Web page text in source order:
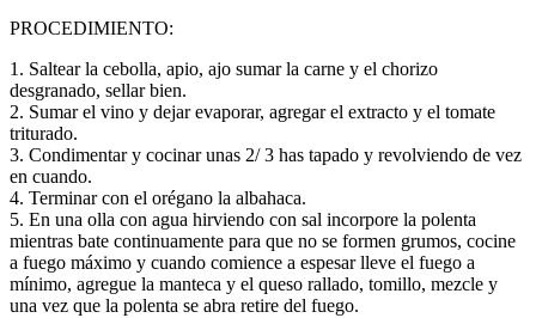
PROCEDIMIENTO:
1. Saltear la cebolla, apio, ajo sumar la carne y el chorizo
desgranado, sellar bien.
2. Sumar el vino y dejar evaporar, agregar el extracto y el tomate
triturado.
3. Condimentar y cocinar unas 2/ 3 has tapado y revolviendo de vez
en cuando.
4. Terminar con el orégano la albahaca.
5. En una olla con agua hirviendo con sal incorpore la polenta
mientras bate continuamente para que no se formen grumos, cocine
a fuego máximo y cuando comience a espesar lleve el fuego a
mínimo, agregue la manteca y el queso rallado, tomillo, mezcle y
una vez que la polenta se abra retire del fuego.